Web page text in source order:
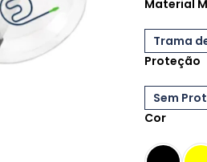
Material
Trama
Proteção
Sem
Cor